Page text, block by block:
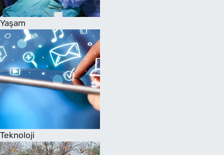
Yaşam
Teknoloji